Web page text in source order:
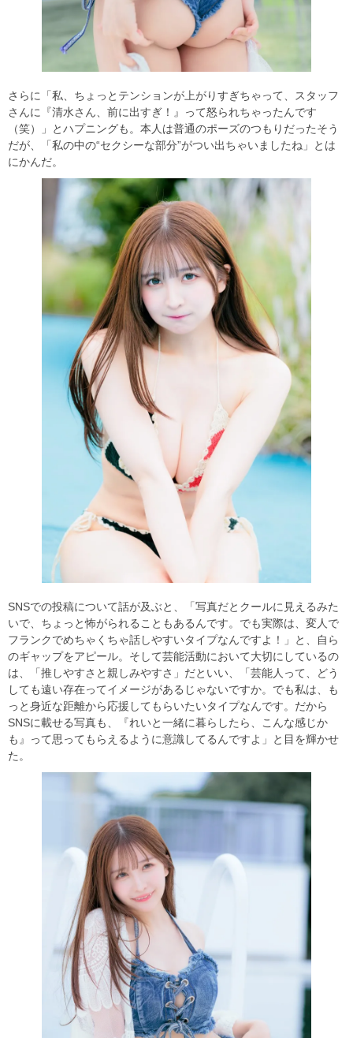
さらに「私、ちょっとテンションが上がりすぎちゃって、スタッフ
さんに『清水さん、前に出すぎ！』って怒られちゃったんです
（笑）」とハプニングも。本人は普通のポーズのつもりだったそう
だが、「私の中の“セクシーな部分”がつい出ちゃいましたね」とは
にかんだ。
SNSでの投稿について話が及ぶと、「写真だとクールに見えるみた
いで、ちょっと怖がられることもあるんです。でも実際は、変人で
フランクでめちゃくちゃ話しやすいタイプなんですよ！」と、自ら
のギャップをアピール。そして芸能活動において大切にしているの
は、「推しやすさと親しみやすさ」だといい、「芸能人って、どう
しても遠い存在ってイメージがあるじゃないですか。でも私は、も
っと身近な距離から応援してもらいたいタイプなんです。だから
SNSに載せる写真も、『れいと一緒に暮らしたら、こんな感じか
も』って思ってもらえるように意識してるんですよ」と目を輝かせ
た。